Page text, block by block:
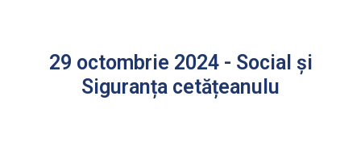
29 octombrie 2024 - Social și
Siguranța cetățeanulu